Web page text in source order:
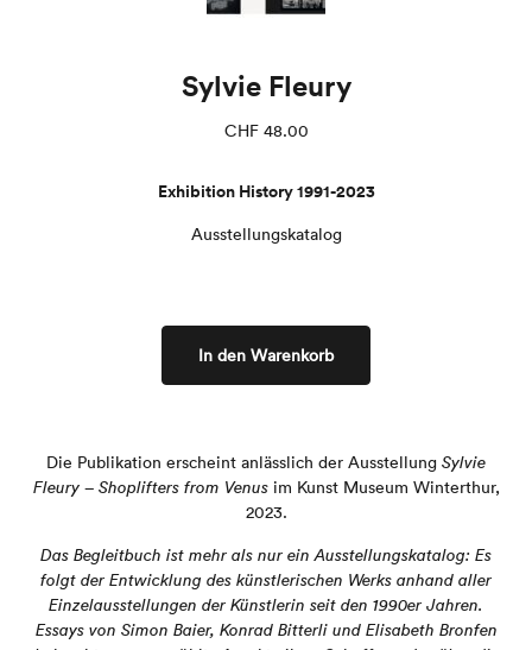
Sylvie Fleury
CHF48.00
Exhibition History 1991-2023
Ausstellungskatalog
In den Warenkorb
Die Publikation erscheint anlässlich der Ausstellung Sylvie
Fleury – Shoplifters from Venusim Kunst Museum Winterthur,
2023.
Das ­Begleitbuch ist mehr als nur ein Ausstellungskatalog: Es
folgt der Entwicklung des künstlerischen Werks anhand aller
Einzelausstellungen der Künstlerin seit den 1990er Jahren.
Essays von Simon Baier, Konrad Bitterli und Elisabeth Bronfen